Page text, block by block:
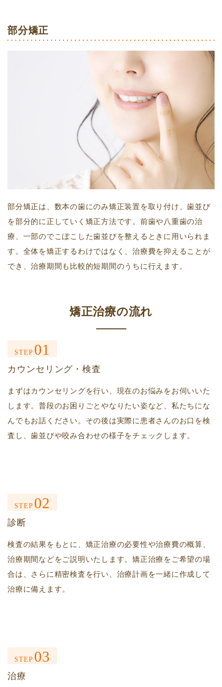
部分矯正
部分矯正は、数本の歯にのみ矯正装置を取り付け、歯並び
を部分的に正していく矯正方法です。前歯や八重歯の治
療、一部のでこぼこした歯並びを整えるときに用いられま
す。全体を矯正するわけではなく、治療費を抑えることが
でき、治療期間も比較的短期間のうちに行えます。
矯正治療の流れ
STEP 01
カウンセリング・検査
まずはカウンセリングを行い、現在のお悩みをお伺いいた
します。普段のお困りごとやなりたい姿など、私たちにな
んでもお話ください。その後は実際に患者さんのお口を検
査し、歯並びや咬み合わせの様子をチェックします。
STEP 02
診断
検査の結果をもとに、矯正治療の必要性や治療費の概算、
治療期間などをご説明いたします。矯正治療をご希望の場
合は、さらに精密検査を行い、治療計画を一緒に作成して
治療に備えます。
STEP 03
治療